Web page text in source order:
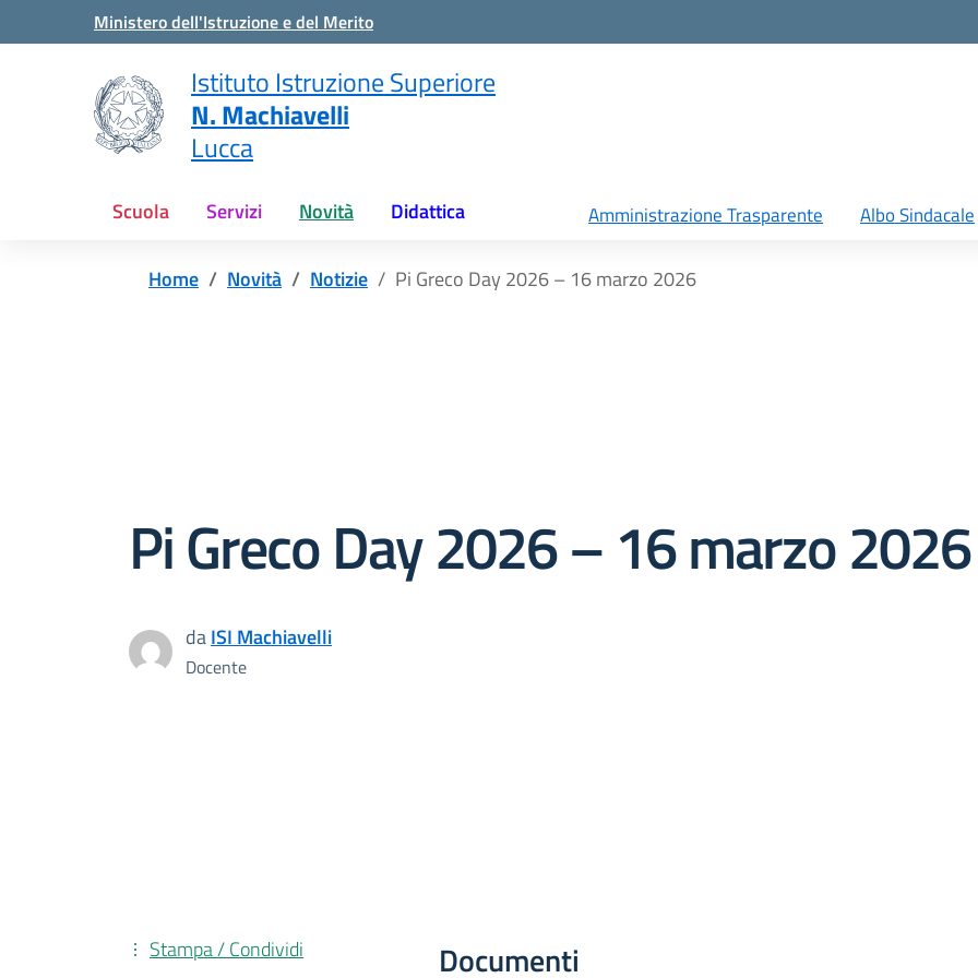
Vai ai contenuti
Vai al menu di navigazione
Ministero dell'Istruzione e del Merito
Istituto Istruzione Superiore
N. Machiavelli
Lucca
Scuola Servizi Novità Didattica Amministrazione Trasparente Albo Sindacale
Home Novità Notizie Pi Greco Day 2026 – 16 marzo 2026
Pi Greco Day 2026 – 16 marzo 2026
daISI Machiavelli
Docente
Documenti
Stampa / Condividi